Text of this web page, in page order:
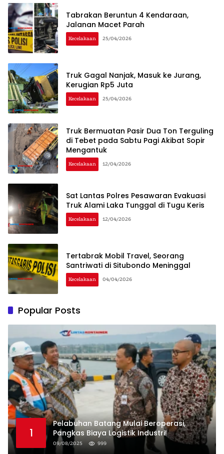
Tabrakan Beruntun 4 Kendaraan,
Jalanan Macet Parah
Kecelakaan 25/04/2026
Truk Gagal Nanjak, Masuk ke Jurang,
Kerugian Rp5 Juta
Kecelakaan 25/04/2026
Truk Bermuatan Pasir Dua Ton Terguling
di Tebet pada Sabtu Pagi Akibat Sopir
Mengantuk
Kecelakaan 12/04/2026
Sat Lantas Polres Pesawaran Evakuasi
Truk Alami Laka Tunggal di Tugu Keris
Kecelakaan 12/04/2026
Tertabrak Mobil Travel, Seorang
Santriwati di Situbondo Meninggal
Kecelakaan 04/04/2026
Popular Posts
1
Pelabuhan Batang Mulai Beroperasi,
Pangkas Biaya Logistik Industri!
09/08/2025 999